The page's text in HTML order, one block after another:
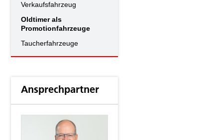
Verkaufsfahrzeug
Oldtimer als
Promotionfahrzeuge
Taucherfahrzeuge
Ansprechpartner